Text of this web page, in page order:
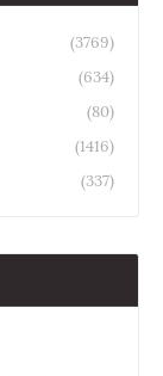
(3769)
(634)
(80)
(1416)
(337)